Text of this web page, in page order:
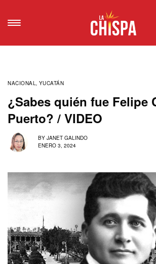
NACIONAL, YUCATÁN
¿Sabes quién fue Felipe
Puerto? / VIDEO
BY JANET GALINDO
ENERO 3, 2024